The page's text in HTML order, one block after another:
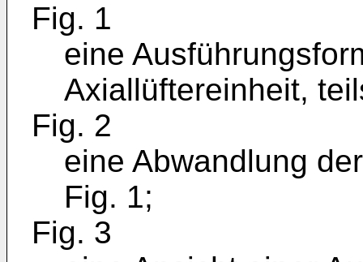
Fig. 1
eine
Axiallüftereinheit,
Fig. 2
eine Abwandlung
Fig. 1;
Fig. 3